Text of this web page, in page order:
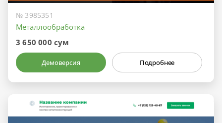
№ 3985351
Металлообработка
3 650 000 сум
Демоверсия Подробнее